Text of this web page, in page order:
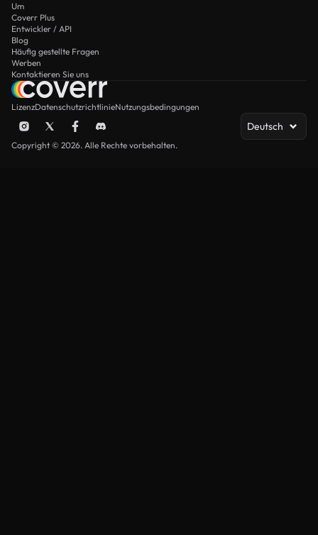
Um
Coverr Plus
Entwickler / API
Blog
Häufig gestellte Fragen
Werben
Kontaktieren Sie uns
LizenzDatenschutzrichtlinieNutzungsbedingungen
Deutsch
Copyright © 2026. Alle Rechte vorbehalten.